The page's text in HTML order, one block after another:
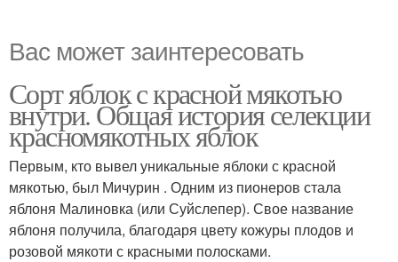
Вас может заинтересовать
Сорт яблок с красной мякотью
внутри. Общая история селекции
красномякотных яблок
Первым, кто вывел уникальные яблоки с красной
мякотью, был Мичурин . Одним из пионеров стала
яблоня Малиновка (или Суйслепер). Свое название
яблоня получила, благодаря цвету кожуры плодов и
розовой мякоти с красными полосками.